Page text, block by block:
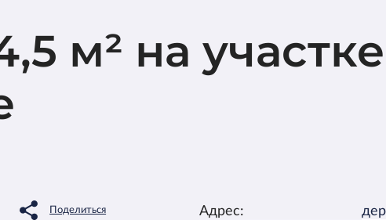
м² на участке
Поделиться Адрес: